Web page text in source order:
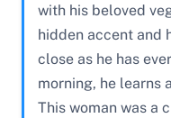
with his beloved
hidden accent and
close as he has
morning, he learns
This woman was a